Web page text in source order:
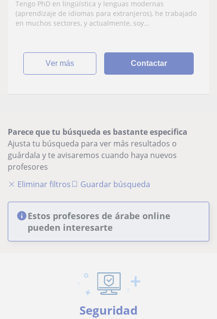
Tengo PhD en lingüística y lenguas modernas
(aprendizaje de idiomas para extranjeros), he trabajado
en muchos sectores, y actualmente, soy...
ver más Contactar
Parece que tu búsqueda es bastante especifica
Ajusta tu búsqueda para ver más resultados o
guárdala y te avisaremos cuando haya nuevos
profesores
Eliminar filtros
Guardar búsqueda
Estos profesores de árabe online
pueden interesarte
Seguridad